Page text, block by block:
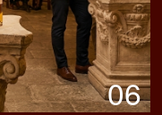
06